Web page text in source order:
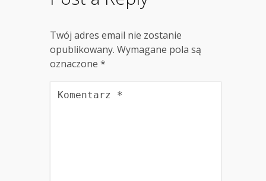
Twój adres email nie zostanie
opublikowany. Wymagane pola są
oznaczone *